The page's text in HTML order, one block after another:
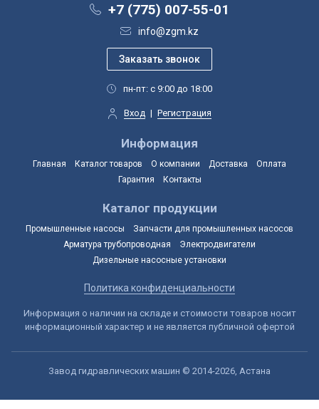
+7 (775) 007-55-01
info@zgm.kz
пн-пт: с 9:00 до 18:00
Вход | Регистрация
Информация
Главная Каталог товаров О компании Доставка
Оплата
Гарантия
Контакты
Каталог продукции
Промышленные насосы
Запчасти для промышленных насосов
Арматура трубопроводная
Электродвигатели
Дизельные насосные установки
Политика конфиденциальности
Информация о наличии на складе и стоимости товаров носит
информационный характер и не является публичной офертой
Завод гидравлических машин © 2014-2026, Астана